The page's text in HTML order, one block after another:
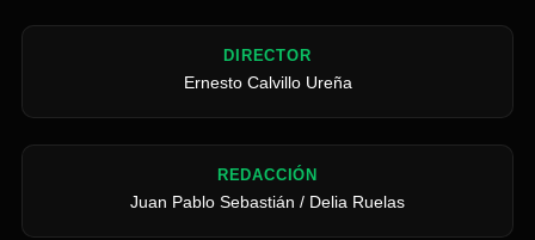
DIRECTOR
Ernesto Calvillo Ureña
REDACCIÓN
Juan Pablo Sebastián / Delia Ruelas